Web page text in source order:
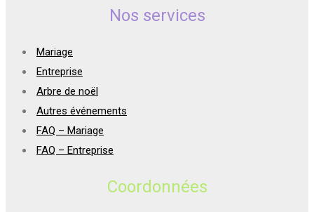
Nos services
Mariage
Entreprise
Arbre de noël
Autres événements
FAQ – Mariage
FAQ – Entreprise
Coordonnées